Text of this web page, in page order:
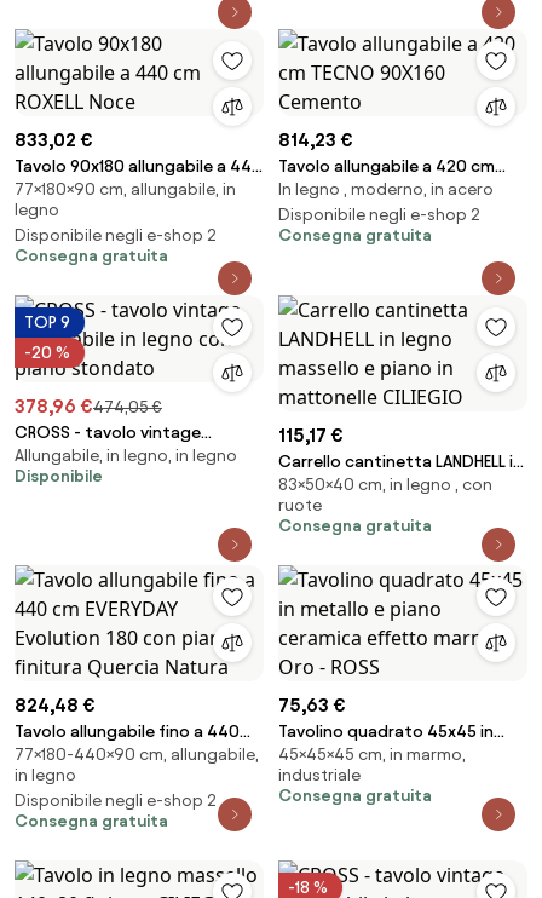
833,02 €
Tavolo 90x180 allungabile a 440
cm ROXELL Noce
77×180×90 cm, allungabile, in
legno
Disponibile negli e-shop 2
Consegna gratuita
814,23 €
Tavolo allungabile a 420 cm
TECNO 90X160 Cemento
In legno , moderno, in acero
Disponibile negli e-shop 2
Consegna gratuita
TOP 9
-20 %
378,96 €474,05 €
CROSS - tavolo vintage
allungabile in legno con piano
stondato
Allungabile, in legno, in legno
Disponibile
115,17 €
Carrello cantinetta LANDHELL in
legno massello e piano in
mattonelle CILIEGIO
83×50×40 cm, in legno , con
ruote
Consegna gratuita
824,48 €
Tavolo allungabile fino a 440
cm EVERYDAY Evolution 180 con
piano finitura Quercia Natura
77×180-440×90 cm, allungabile,
in legno
Disponibile negli e-shop 2
Consegna gratuita
75,63 €
Tavolino quadrato 45x45 in
metallo e piano ceramica
effetto marmo Oro - ROSS
45×45×45 cm, in marmo,
industriale
Consegna gratuita
-18 %